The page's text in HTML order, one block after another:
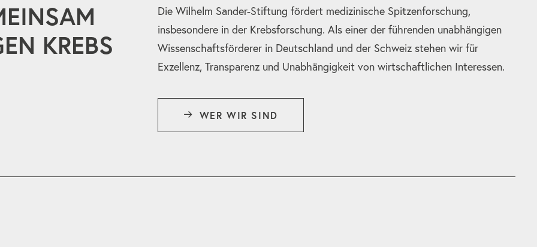
KREBS
Die Wilhelm Sander-Stiftung fördert medizinische Spitzenforschung,
insbesondere in der Krebsforschung. Als einer der führenden unabhängigen
Wissenschaftsförderer in Deutschland und der Schweiz stehen wir für
Exzellenz, Transparenz und Unabhängigkeit von wirtschaftlichen Interessen.
WER WIR SIND